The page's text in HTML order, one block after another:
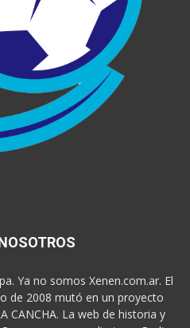
Ya no somos Xenen.com.ar. El
de 2008 mutó en un proyecto
CANCHA. La web de historia y